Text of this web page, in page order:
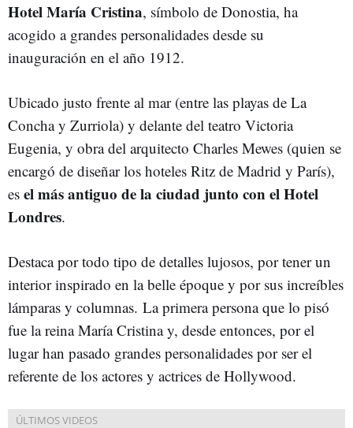
Hotel María Cristina, símbolo de Donostia, ha
acogido a grandes personalidades desde su
inauguración en el año 1912.
Ubicado justo frente al mar (entre las playas de La
Concha y Zurriola) y delante del teatro Victoria
Eugenia, y obra del arquitecto Charles Mewes (quien se
encargó de diseñar los hoteles Ritz de Madrid y París),
es el más antiguo de la ciudad junto con el Hotel
Londres.
Destaca por todo tipo de detalles lujosos, por tener un
interior inspirado en la belle époque y por sus increíbles
lámparas y columnas. La primera persona que lo pisó
fue la reina María Cristina y, desde entonces, por el
lugar han pasado grandes personalidades por ser el
referente de los actores y actrices de Hollywood.